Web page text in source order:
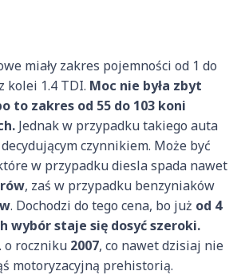
miały zakres pojemności od 1 do
kolei 1.4 TDI. Moc nie była zbyt
to zakres od 55 do 103 koni
Jednak w przypadku takiego auta
czynnikiem. Może być
w przypadku diesla spada nawet
, zaś w przypadku benzyniaków
. Dochodzi do tego cena, bo już od 4
wybór staje się dosyć szeroki.
o roczniku 2007, co nawet dzisiaj nie
motoryzacyjną prehistorią.